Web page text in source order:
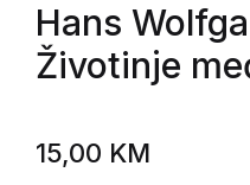
Hans
Životinje
15,00 KM